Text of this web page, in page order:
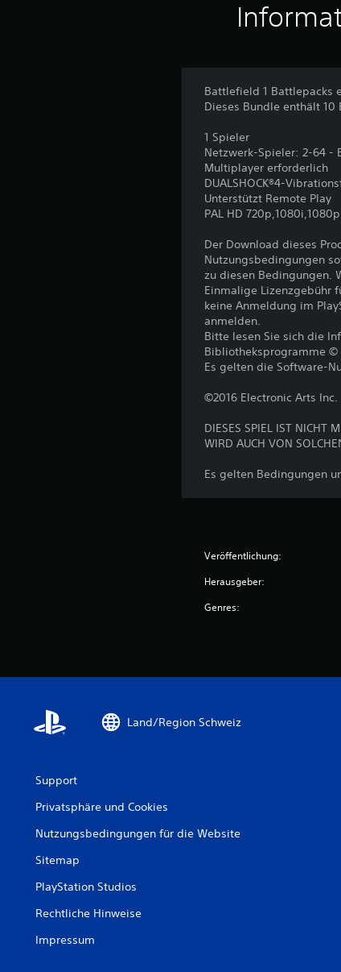
Battlefield 1 Battlepacks
Dieses Bundle enthält 10
1 Spieler
Netzwerk-Spieler: 2-64 -
Multiplayer erforderlich
DUALSHOCK®4-
Unterstützt Remote Play
PAL HD 720p,1080i,1080p
Der Download dieses
Nutzungsbedingungen
zu diesen Bedingungen.
Einmalige Lizenzgebühr
keine Anmeldung im
anmelden.
Bitte lesen Sie sich die
Bibliotheksprogramme ©
Es gelten die Software-
©2016 Electronic Arts
DIESES SPIEL IST NICHT
WIRD AUCH VON
Es gelten Bedingungen
Veröffentlichung:
Herausgeber:
Genres:
Land/Region Schweiz
Support
Privatsphäre und Cookies
Nutzungsbedingungen für die Website
Sitemap
PlayStation Studios
Rechtliche Hinweise
Impressum